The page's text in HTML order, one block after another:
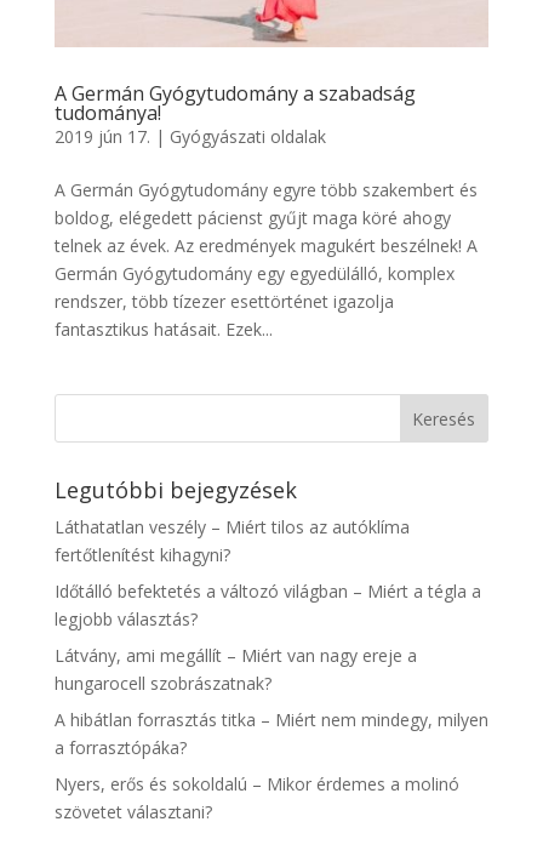
A Germán Gyógytudomány a szabadság
tudománya!
2019 jún 17. | Gyógyászati oldalak
A Germán Gyógytudomány egyre több szakembert és
boldog, elégedett pácienst gyűjt maga köré ahogy
telnek az évek. Az eredmények magukért beszélnek! A
Germán Gyógytudomány egy egyedülálló, komplex
rendszer, több tízezer esettörténet igazolja
fantasztikus hatásait. Ezek...
Legutóbbi bejegyzések
Láthatatlan veszély – Miért tilos az autóklíma
fertőtlenítést kihagyni?
Időtálló befektetés a változó világban – Miért a tégla a
legjobb választás?
Látvány, ami megállít – Miért van nagy ereje a
hungarocell szobrászatnak?
A hibátlan forrasztás titka – Miért nem mindegy, milyen
a forrasztópáka?
Nyers, erős és sokoldalú – Mikor érdemes a molinó
szövetet választani?